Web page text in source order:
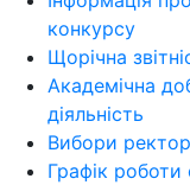
конкурсу
Щорічна
Академічна
діяльність
Вибори
Графік